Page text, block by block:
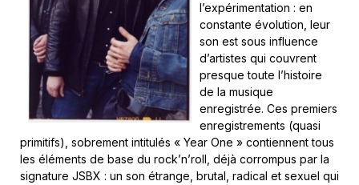
l’expérimentation : en
constante évolution, leur
son est sous influence
d’artistes qui couvrent
presque toute l’histoire
de la musique
enregistrée. Ces premiers
enregistrements (quasi
primitifs), sobrement intitulés « Year One » contiennent tous
les éléments de base du rock’n’roll, déjà corrompus par la
signature JSBX : un son étrange, brutal, radical et sexuel qui